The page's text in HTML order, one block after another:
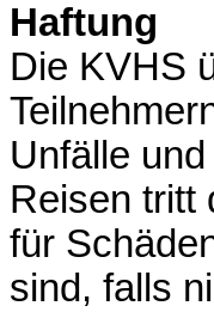
Haftung
Die KVHS
Unfälle
Reisen tritt
für
sind, falls